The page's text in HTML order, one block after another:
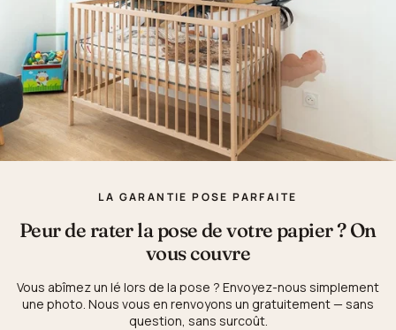
LA GARANTIE POSE PARFAITE
Peur de rater la pose de votre papier ? On
vous couvre
Vous abîmez un lé lors de la pose ? Envoyez-nous simplement
une photo. Nous vous en renvoyons un gratuitement — sans
question, sans surcoût.